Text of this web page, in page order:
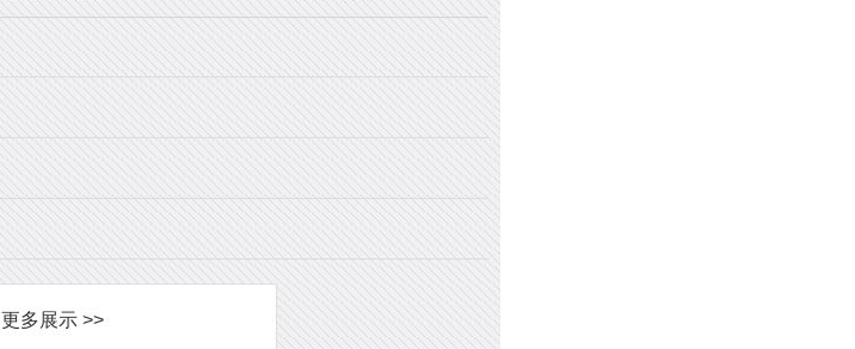
更多展示 >>